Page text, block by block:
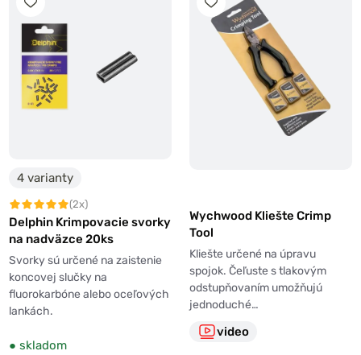
4 varianty
(2x)
Delphin Krimpovacie svorky
na nadväzce 20ks
Svorky sú určené na zaistenie
koncovej slučky na
fluorokarbóne alebo oceľových
lankách.
● skladom
Wychwood Kliešte Crimp
Tool
Kliešte určené na úpravu
spojok. Čeľuste s tlakovým
odstupňovaním umožňujú
jednoduché…
video